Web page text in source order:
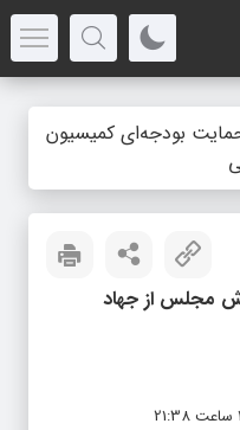
بودجه‌ای کمیسیون
مجلس از جهاد